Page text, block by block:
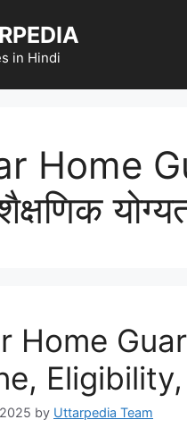
in Hindi
Home
Home
by Uttarpedia Team